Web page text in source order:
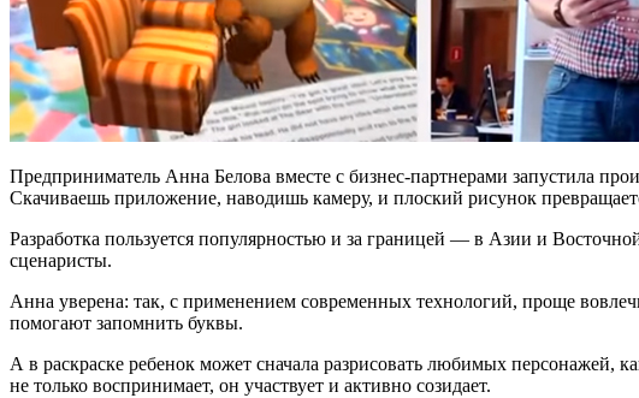
Предприниматель Анна Белова вместе с бизнес-партнерами запустила
Скачиваешь приложение, наводишь камеру, и плоский рисунок
Разработка пользуется популярностью и за границей — в Азии и
сценаристы.
Анна уверена: так, с применением современных технологий, проще
помогают запомнить буквы.
А в раскраске ребенок может сначала разрисовать любимых персонажей,
не только воспринимает, он участвует и активно созидает.